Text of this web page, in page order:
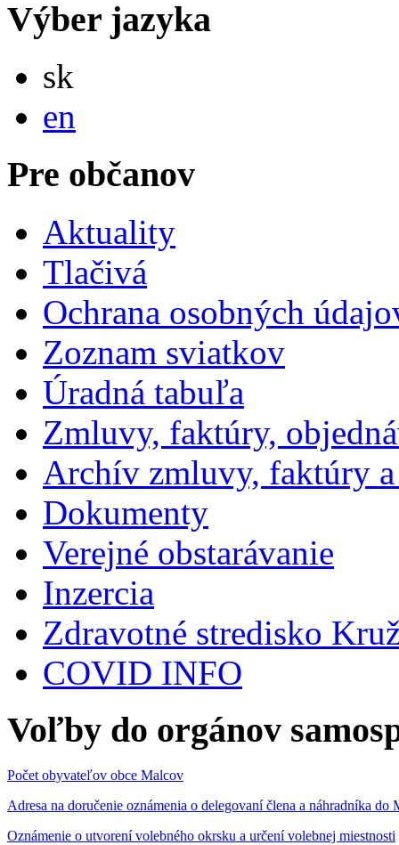
Výber jazyka
sk
en
Pre občanov
Aktuality
Tlačivá
Ochrana osobných
Zoznam sviatkov
Úradná tabuľa
Zmluvy, faktúry,
Archív zmluvy, faktúry
Dokumenty
Verejné obstarávanie
Inzercia
Zdravotné stredisko
COVID INFO
Voľby do orgánov
Počet obyvateľov obce Malcov
Adresa na doručenie oznámenia o delegovaní člena a náhradníka
Oznámenie o utvorení volebného okrsku a určení volebnej miestnosti